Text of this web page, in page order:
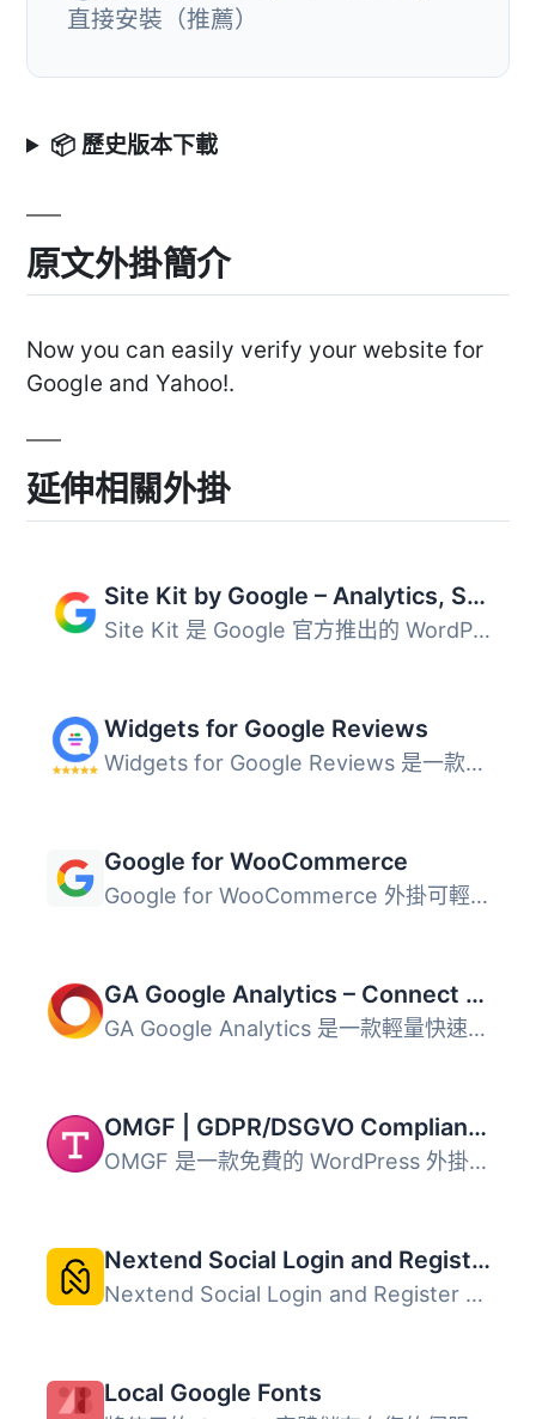
直接安裝（推薦）
📦 歷史版本下載
原文外掛簡介
Now you can easily verify your website for
Google and Yahoo!.
延伸相關外掛
Site Kit by Google – Analytics, Search Console, AdSense, Speed
Site Kit 是 Google 官方推出的 WordPress 外掛，旨在提供有...
Widgets for Google Reviews
Widgets for Google Reviews 是一款免費的 WordPress 外掛，...
Google for WooCommerce
Google for WooCommerce 外掛可輕鬆將您的 WooCommerce 產品...
GA Google Analytics – Connect Google Analytics to WordPress
GA Google Analytics 是一款輕量快速的 WordPress 外掛，讓你...
OMGF | GDPR/DSGVO Compliant, Faster Google Fonts. Easy.
OMGF 是一款免費的 WordPress 外掛，專為自我託管 Google Fon...
Nextend Social Login and Register
Nextend Social Login and Register 是一款免費的社群登入外...
Local Google Fonts